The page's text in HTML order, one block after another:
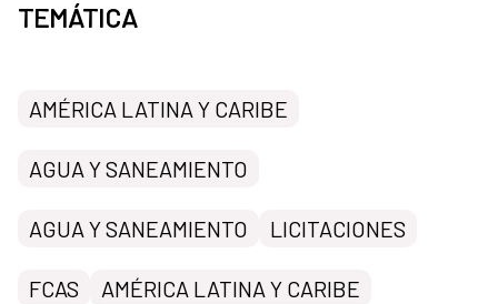
TEMÁTICA
AMÉRICA LATINA Y CARIBE
AGUA Y SANEAMIENTO
AGUA Y SANEAMIENTO LICITACIONES
FCAS AMÉRICA LATINA Y CARIBE